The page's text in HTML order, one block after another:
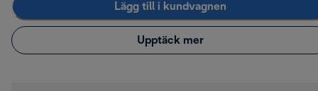
Lägg till i kundvagnen
Upptäck mer